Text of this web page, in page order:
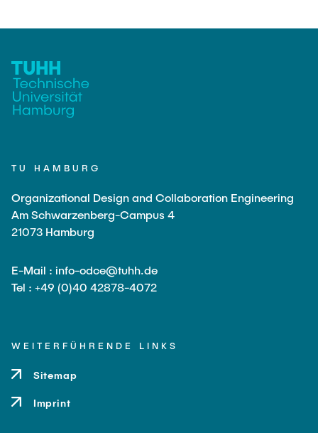
TU HAMBURG
Organizational Design and Collaboration Engineering
Am Schwarzenberg-Campus 4
21073 Hamburg
E-Mail : info-odce@tuhh.de
Tel : +49 (0)40 42878-4072
WEITERFÜHRENDE LINKS
Sitemap
Imprint